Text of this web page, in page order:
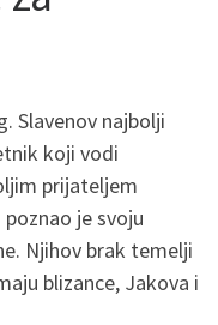
Slavenov najbolji
koji vodi
prijateljem
je svoju
Njihov brak temelji
blizance, Jakova i